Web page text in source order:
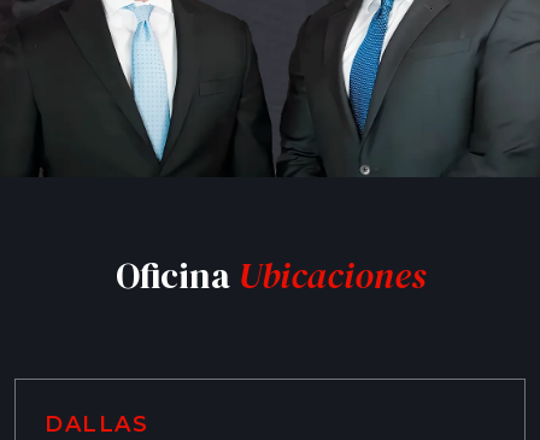
Oficina Ubicaciones
DALLAS